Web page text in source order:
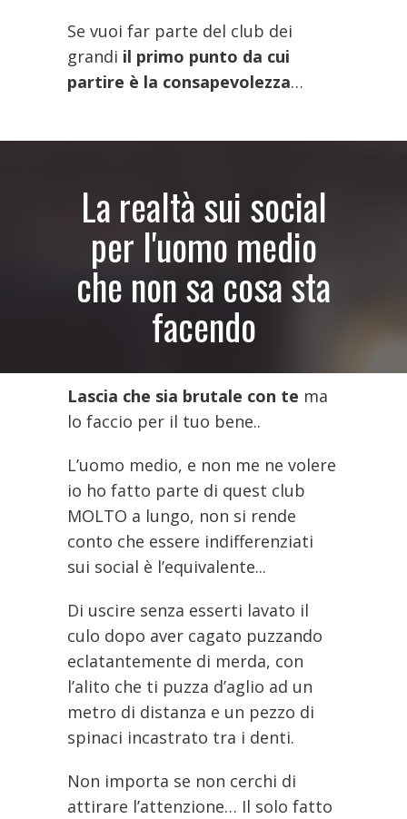
Se vuoi far parte del club dei
grandi il primo punto da cui
partire è la consapevolezza…
La realtà sui social
per l'uomo medio
che non sa cosa sta
facendo
Lascia che sia brutale con te ma
lo faccio per il tuo bene..
L’uomo medio, e non me ne volere
io ho fatto parte di quest club
MOLTO a lungo, non si rende
conto che essere indifferenziati
sui social è l’equivalente...
Di uscire senza esserti lavato il
culo dopo aver cagato puzzando
eclatantemente di merda, con
l’alito che ti puzza d’aglio ad un
metro di distanza e un pezzo di
spinaci incastrato tra i denti.
Non importa se non cerchi di
attirare l’attenzione… Il solo fatto